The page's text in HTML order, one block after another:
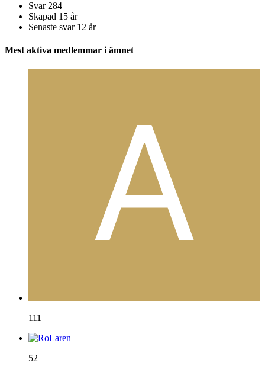
Svar 284
Skapad 15 år
Senaste svar 12 år
Mest aktiva medlemmar i ämnet
111
52